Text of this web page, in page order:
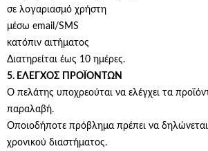
σε λογαριασμό χρήστη
μέσω email/SMS
κατόπιν αιτήματος
Διατηρείται έως 10 ημέρες.
5. ΕΛΕΓΧΟΣ ΠΡΟΪΟΝΤΩΝ
Ο πελάτης υποχρεούται να ελέγχει τα
παραλαβή.
Οποιοδήποτε πρόβλημα πρέπει να
χρονικού διαστήματος.